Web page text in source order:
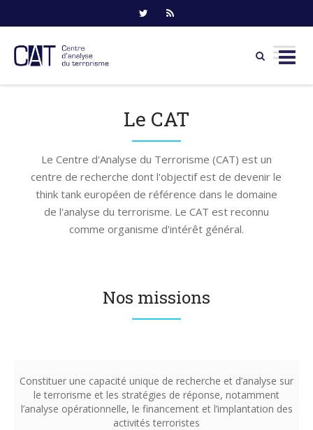
Le CAT
Le Centre d'Analyse du Terrorisme (CAT) est un
centre de recherche dont l'objectif est de devenir le
think tank européen de référence dans le domaine
de l'analyse du terrorisme. Le CAT est reconnu
comme organisme d'intérêt général.
Nos missions
Constituer une capacité unique de recherche et d’analyse sur
le terrorisme et les stratégies de réponse, notamment
l’analyse opérationnelle, le financement et l’implantation des
activités terroristes